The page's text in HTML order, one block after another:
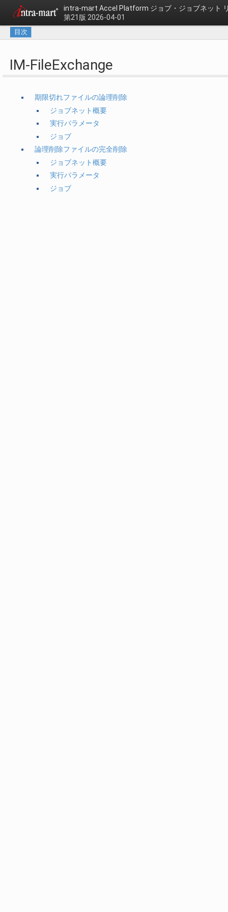
intra-mart Accel Platform ジョブ・ジョブネット
第21版 2026-04-01
目次
IM-FileExchange
期限切れファイルの論理削除
ジョブネット概要
実行パラメータ
ジョブ
論理削除ファイルの完全削除
ジョブネット概要
実行パラメータ
ジョブ